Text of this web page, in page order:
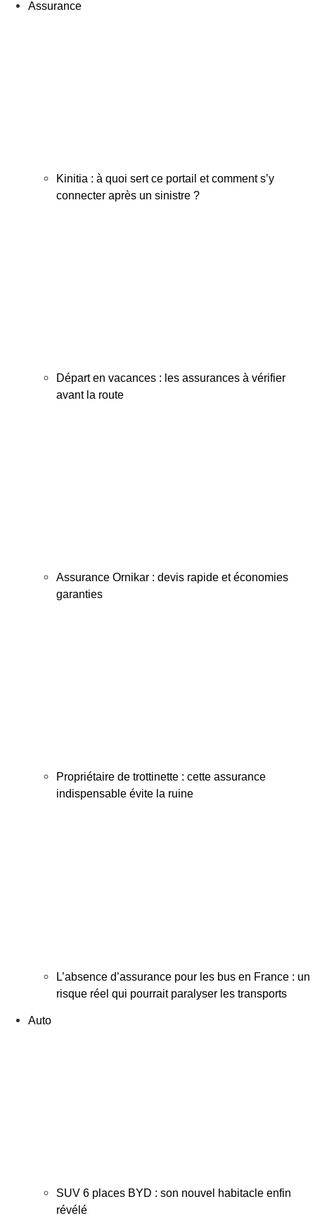
Assurance
Kinitia : à quoi sert ce portail et comment s’y
connecter après un sinistre ?
Départ en vacances : les assurances à vérifier
avant la route
Assurance Ornikar : devis rapide et économies
garanties
Propriétaire de trottinette : cette assurance
indispensable évite la ruine
L’absence d’assurance pour les bus en France : un
risque réel qui pourrait paralyser les transports
Auto
SUV 6 places BYD : son nouvel habitacle enfin
révélé